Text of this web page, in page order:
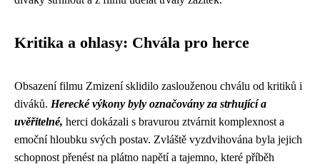
Kritika a ohlasy: Chvála pro herce
Obsazení filmu Zmizení sklidilo zaslouženou chválu od kritiků i
diváků. Herecké výkony byly označovány za strhující a
uvěřitelné, herci dokázali s bravurou ztvárnit komplexnost a
emoční hloubku svých postav. Zvláště vyzdvihována byla jejich
schopnost přenést na plátno napětí a tajemno, které příběh